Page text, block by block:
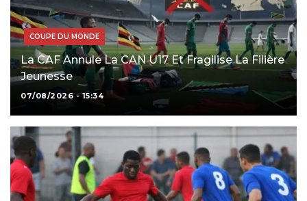
COUPE DU MONDE
La CAF Annule La CAN U17 Et Fragilise La Filière
Jeunesse
07/08/2026 - 15:34